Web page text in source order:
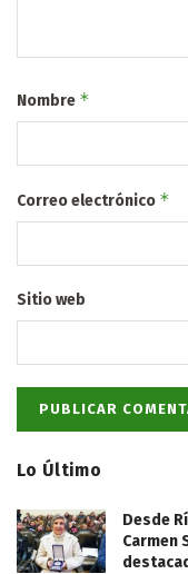
Nombre *
Correo electrónico *
Sitio web
Lo Último
Desde
Carmen